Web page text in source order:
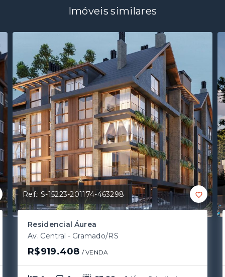
Imóveis similares
Ref.:S-15223-201174-463298
Residencial Áurea
Av. Central - Gramado/RS
R$919.408 / VENDA